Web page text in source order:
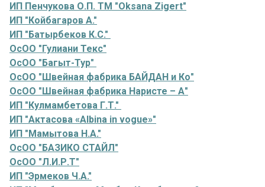
ИП Пенчукова О.П. ТМ "Oksana Zigert"
ИП "Койбагаров А."
ИП "Батырбеков К.С."
ОсОО "Гулиани Текс"
ОсОО "Багыт-Тур"
ОсОО "Швейная фабрика БАЙДАН и Ко"
ОсОО "Швейная фабрика Наристе – А"
ИП "Кулмамбетова Г.Т."
ИП "Актасова «Albina in vogue»"
ИП "Мамытова Н.А."
ОсОО "БАЗИКО СТАЙЛ"
ОсОО "Л.И.Р.Т"
ИП "Эрмеков Ч.А."